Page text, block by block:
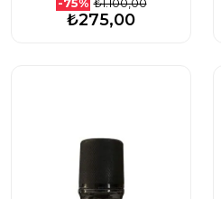
-75%
₺275,00